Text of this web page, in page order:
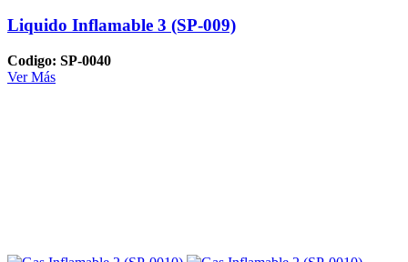
Liquido Inflamable 3 (SP-009)
Codigo: SP-0040
Ver Más